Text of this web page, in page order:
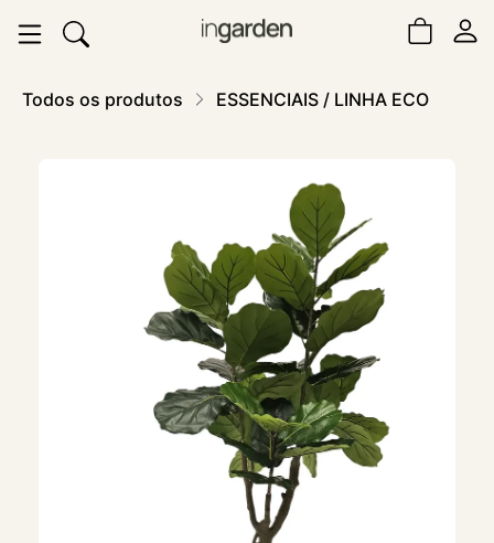
Todos os produtos ESSENCIAIS / LINHA ECO